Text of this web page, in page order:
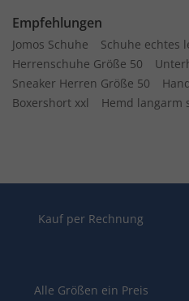
Empfehlungen
Jomos Schuhe Schuhe echtes
Herrenschuhe Größe 50
Sneaker Herren Größe 50
Boxershort xxl
Hemd langarm
Kauf per Rechnung
Alle Größen ein Preis